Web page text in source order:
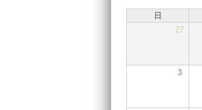
日
27
3